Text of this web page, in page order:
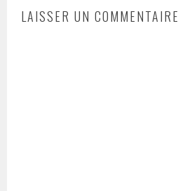
LAISSER UN COMMENTAIRE